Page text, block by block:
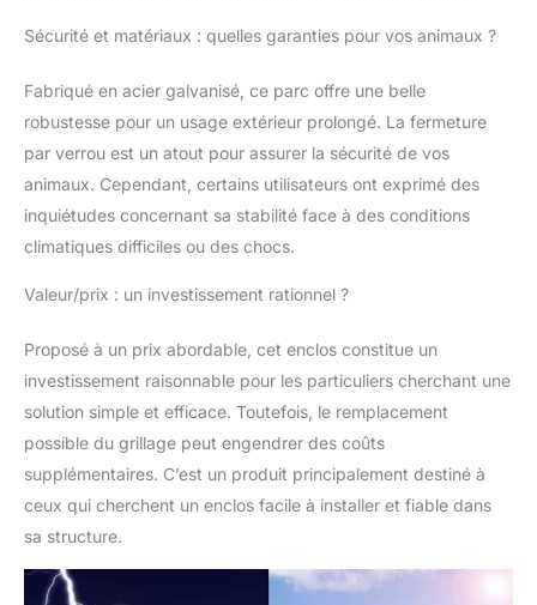
efficacement les
s'échapper. La bâche
de pluie avec œillets
manière flexible à l'aide
de sangles élastiques.
Sécurité et stabilité : La
porte est équipée
assurer la sécurité des
robustes fournissent
qui empêche
l'effondrement ou les
dommages et offre un
habitat sûr aux
conception sans
du verrou intégrés
permet un accès
Sécurité et matériaux : quelles garanties pour vos animaux ?
Fabriqué en acier galvanisé, ce parc offre une belle
robustesse pour un usage extérieur prolongé. La fermeture
par verrou est un atout pour assurer la sécurité de vos
animaux. Cependant, certains utilisateurs ont exprimé des
inquiétudes concernant sa stabilité face à des conditions
climatiques difficiles ou des chocs.
Valeur/prix : un investissement rationnel ?
Proposé à un prix abordable, cet enclos constitue un
investissement raisonnable pour les particuliers cherchant une
solution simple et efficace. Toutefois, le remplacement
possible du grillage peut engendrer des coûts
supplémentaires. C’est un produit principalement destiné à
ceux qui cherchent un enclos facile à installer et fiable dans
sa structure.